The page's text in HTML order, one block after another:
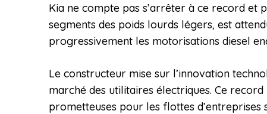
Kia ne compte pas s’arrêter à ce record et
segments des poids lourds légers, est
progressivement les motorisations diesel
Le constructeur mise sur l’innovation
marché des utilitaires électriques. Ce
prometteuses pour les flottes